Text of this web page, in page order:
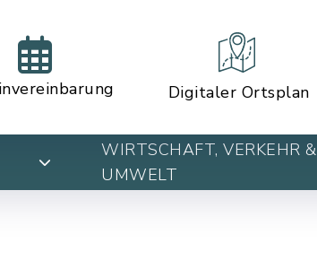
Digitaler Ortsplan
WIRTSCHAFT, VERKEHR &
UMWELT